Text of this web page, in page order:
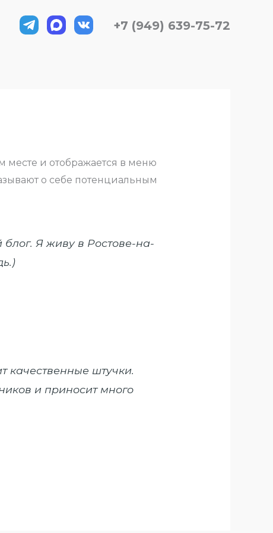
+7 (949) 639-75-72
месте и отображается в меню
о себе потенциальным
Я живу в Ростове-на-
качественные штучки.
и приносит много